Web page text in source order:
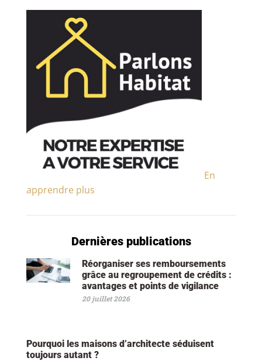
En
apprendre plus
Dernières publications
Réorganiser ses remboursements
grâce au regroupement de crédits :
avantages et points de vigilance
20 juillet 2026
Pourquoi les maisons d’architecte séduisent
toujours autant ?